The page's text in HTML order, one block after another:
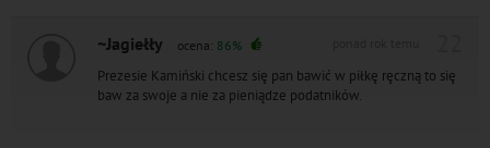
~Jagiełły ocena: 86%
Prezesie Kamiński chcesz się pan bawić w piłkę ręczną to się
baw za swoje a nie za pieniądze podatników.